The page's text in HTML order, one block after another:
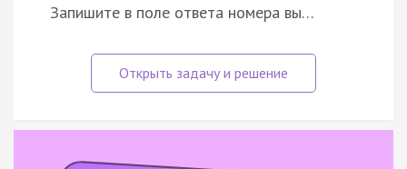
Запишите в поле ответа номера вы…